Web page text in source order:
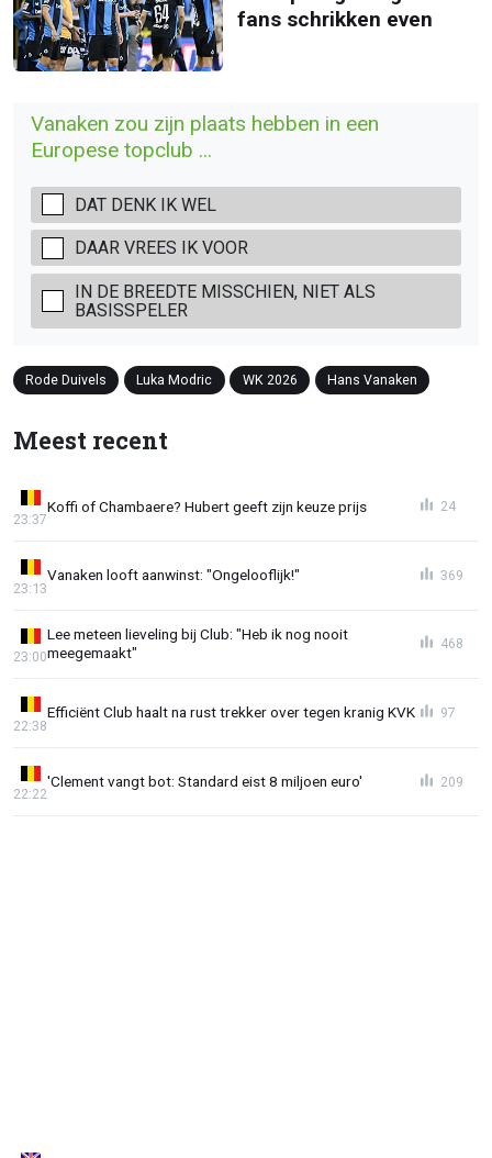
fans schrikken even
Vanaken zou zijn plaats hebben in een
Europese topclub ...
DAT DENK IK WEL
DAAR VREES IK VOOR
IN DE BREEDTE MISSCHIEN, NIET ALS
BASISSPELER
Rode Duivels Luka Modric WK 2026 Hans Vanaken
Meest recent
Koffi of Chambaere? Hubert geeft zijn keuze prijs
23:37
24
Vanaken looft aanwinst: "Ongelooflijk!"
23:13
369
Lee meteen lieveling bij Club: "Heb ik nog nooit
meegemaakt"
23:00
468
Efficiënt Club haalt na rust trekker over tegen kranig KVK
22:38
97
'Clement vangt bot: Standard eist 8 miljoen euro'
22:22
209